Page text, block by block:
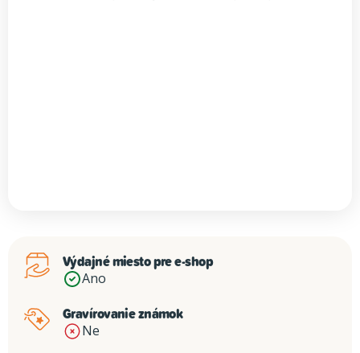
Výdajné miesto pre e-shop
Ano
Gravírovanie známok
Ne